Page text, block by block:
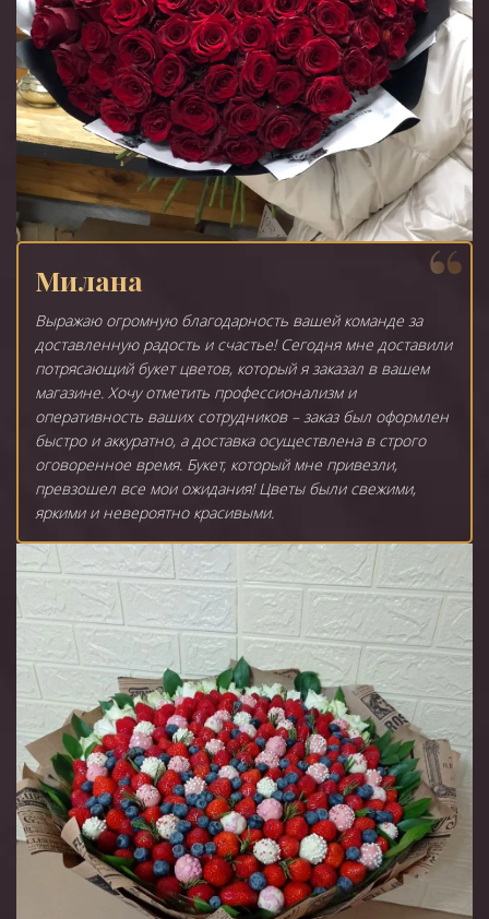
Милана
Выражаю огромную благодарность вашей команде за
доставленную радость и счастье! Сегодня мне доставили
потрясающий букет цветов, который я заказал в вашем
магазине. Хочу отметить профессионализм и
оперативность ваших сотрудников – заказ был оформлен
быстро и аккуратно, а доставка осуществлена в строго
оговоренное время. Букет, который мне привезли,
превзошел все мои ожидания! Цветы были свежими,
яркими и невероятно красивыми.